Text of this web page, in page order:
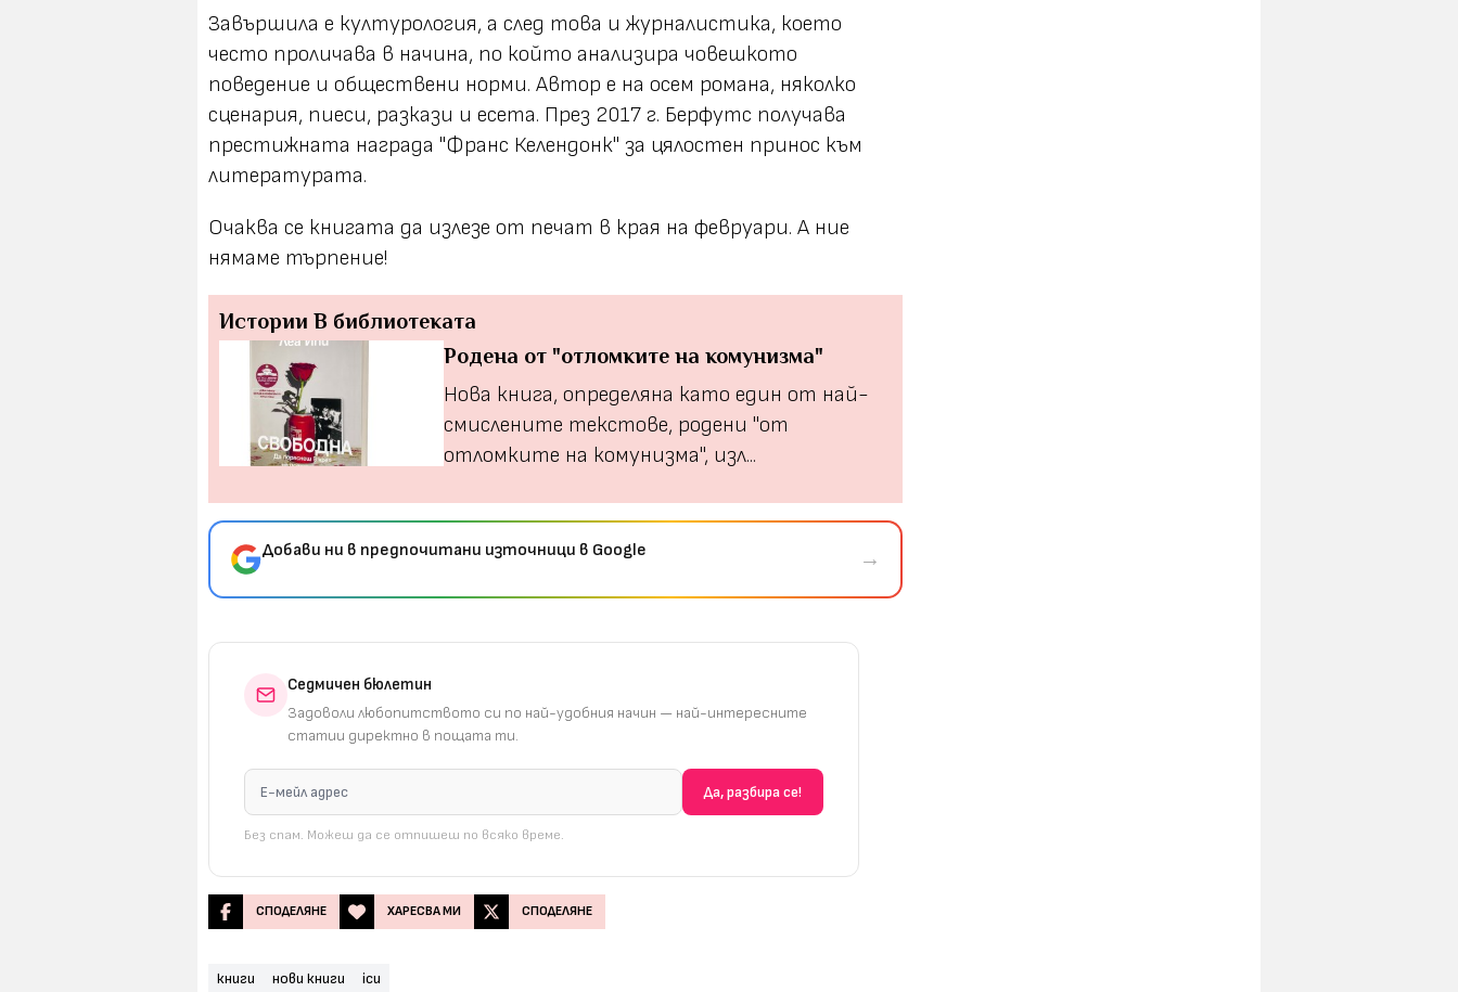
Завършила е културология, а след това и журналистика, което
често проличава в начина, по който анализира човешкото
поведение и обществени норми. Автор е на осем романа, няколко
сценария, пиеси, разкази и есета. През 2017 г. Берфутс получава
престижната награда "Франс Келендонк" за цялостен принос към
литературата.
Очаква се книгата да излезе от печат в края на февруари. А ние
нямаме търпение!
Истории В библиотеката
Родена от "отломките на комунизма"
Нова книга, определяна като един от най-
смислените текстове, родени "от
отломките на комунизма", изл...
Добави ни в предпочитани източници в Google →
Седмичен бюлетин
Задоволи любопитството си по най-удобния начин — най-интересните
статии директно в пощата ти.
Без спам. Можеш да се отпишеш по всяко време.
СПОДЕЛЯНЕ ХАРЕСВА МИ СПОДЕЛЯНЕ
книги нови книги icu